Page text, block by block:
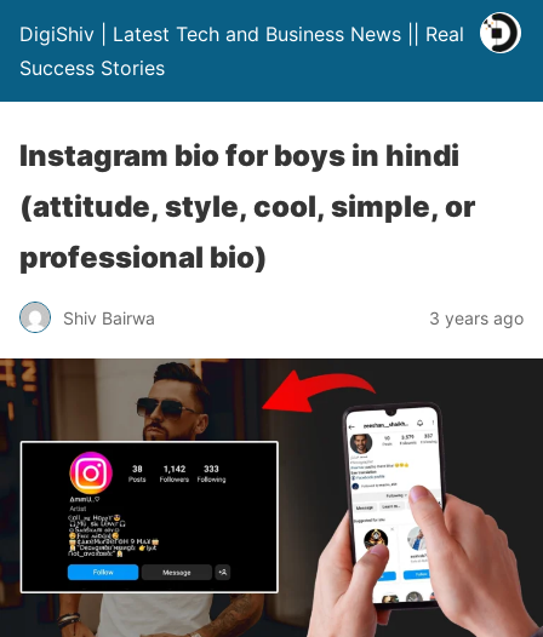
DigiShiv | Latest Tech and Business News || Real
Success Stories
Instagram bio for boys in hindi
(attitude, style, cool, simple, or
professional bio)
Shiv Bairwa 3 years ago